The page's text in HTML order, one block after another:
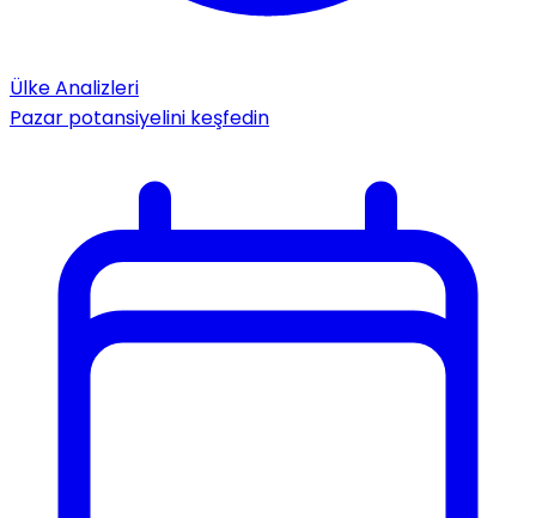
Ülke Analizleri
Pazar potansiyelini keşfedin